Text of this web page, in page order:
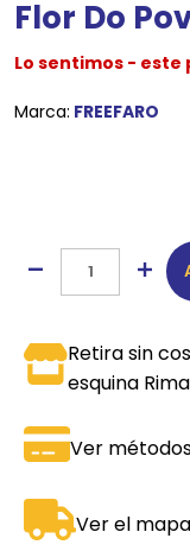
Flor Do
Lo sentimos -
Marca: FREEFARO
Retira sin
esquina
Ver
Ver el